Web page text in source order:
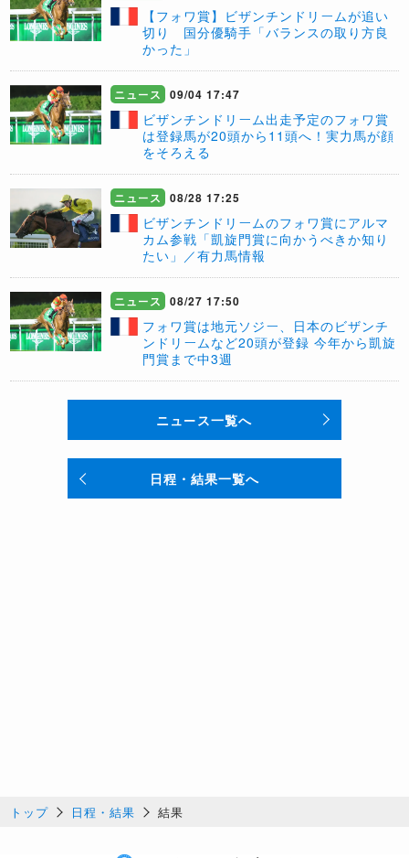
【フォワ賞】ビザンチンドリームが追い
切り 国分優騎手「バランスの取り方良
かった」
ニュース 09/04 17:47
ビザンチンドリーム出走予定のフォワ賞
は登録馬が20頭から11頭へ！実力馬が顔
をそろえる
ニュース 08/28 17:25
ビザンチンドリームのフォワ賞にアルマ
カム参戦「凱旋門賞に向かうべきか知り
たい」／有力馬情報
ニュース 08/27 17:50
フォワ賞は地元ソジー、日本のビザンチ
ンドリームなど20頭が登録 今年から凱旋
門賞まで中3週
ニュース一覧へ
日程・結果一覧へ
トップ 日程・結果 結果